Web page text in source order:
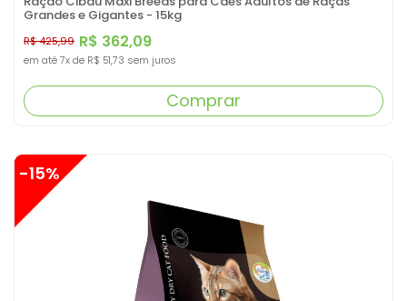
Grandes e Gigantes - 15kg
R$ 362,09
R$ 425,99
em até 7x de R$ 51,73 sem juros
Comprar
-15%